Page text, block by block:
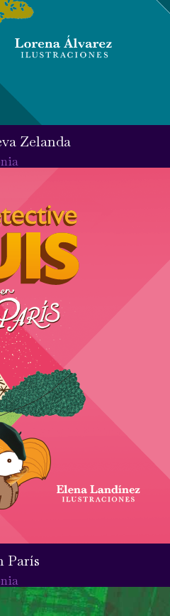
Zelanda
París